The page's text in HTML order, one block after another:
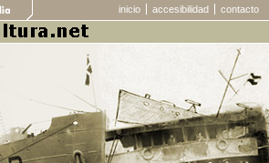
inicio accesibilidad contacto